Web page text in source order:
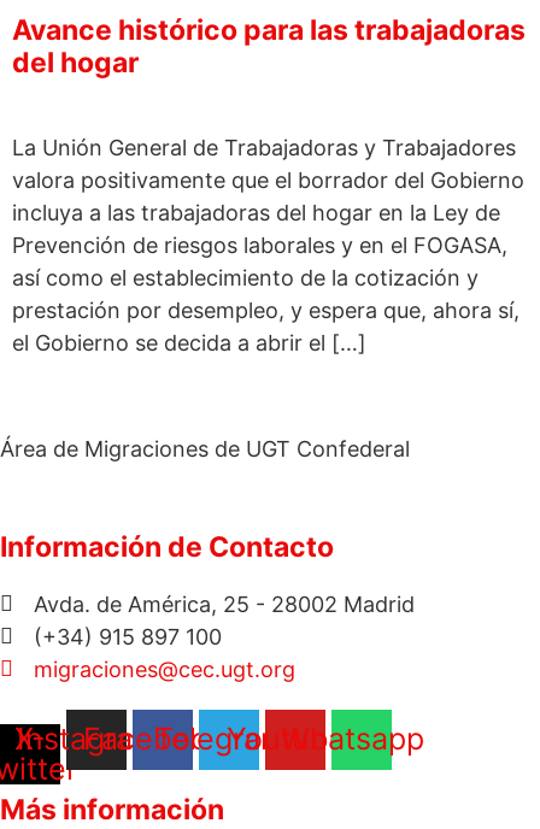
Avance histórico para las trabajadoras
del hogar
La Unión General de Trabajadoras y Trabajadores
valora positivamente que el borrador del Gobierno
incluya a las trabajadoras del hogar en la Ley de
Prevención de riesgos laborales y en el FOGASA,
así como el establecimiento de la cotización y
prestación por desempleo, y espera que, ahora sí,
el Gobierno se decida a abrir el […]
Área de Migraciones de UGT Confederal
Información de Contacto
Avda. de América, 25 - 28002 Madrid
(+34) 915 897 100
migraciones@cec.ugt.org
X-
Instagram
Facebook
TelegramYoutube
Whatsapp
Más información